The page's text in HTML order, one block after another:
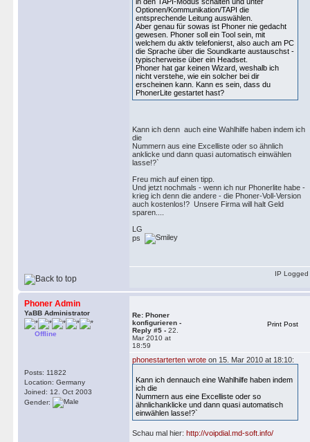
Optionen/Kommunikation/TAPI die
entsprechende Leitung auswählen.
Aber genau für sowas ist Phoner nie gedacht
gewesen. Phoner soll ein Tool sein, mit
welchem du aktiv telefonierst, also auch am PC
die Sprache über die Soundkarte austauschst -
typischerweise über ein Headset.
Phoner hat gar keinen Wizard, weshalb ich
nicht verstehe, wie ein solcher bei dir
erscheinen kann. Kann es sein, dass du
PhonerLite gestartet hast?
Kann ich denn auch eine Wahlhilfe haben indem ich
die
Nummern aus eine Excelliste oder so ähnlich
anklicke und dann quasi automatisch einwählen
lasse!?`
Freu mich auf einen tipp.
Und jetzt nochmals - wenn ich nur Phonerlite habe -
krieg ich denn die andere - die Phoner-Voll-Version
auch kostenlos!? Unsere Firma will halt Geld
sparen....
LG
ps
IP Logged
Phoner Admin
YaBB Administrator
Offline
Posts: 11822
Location: Germany
Joined: 12. Oct 2003
Gender:
Re: Phoner
konfigurieren -
Reply #5 - 22.
Mar 2010 at
18:59
Print Post
phonestarterten wrote on 15. Mar 2010 at 18:10:
Kann ich dennauch eine Wahlhilfe haben indem
ich die
Nummern aus eine Excelliste oder so
ähnlichanklicke und dann quasi automatisch
einwählen lasse!?`
Schau mal hier: http://voipdial.md-soft.info/